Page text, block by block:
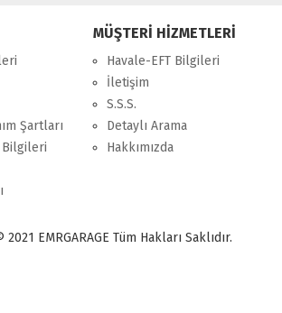
Şartları
Bilgileri
MÜŞTERİ HİZMETLERİ
Havale-EFT Bilgileri
İletişim
S.S.S.
Detaylı Arama
Hakkımızda
EMRGARAGE Tüm Hakları Saklıdır.